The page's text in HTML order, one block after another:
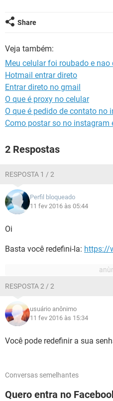
Share
Veja também:
Meu celular foi roubado e
Hotmail entrar direto
Entrar direto no gmail
O que é proxy no celular
O que é pedido de contato no
Como postar so no instagram
2 Respostas
RESPOSTA 1 / 2
Perfil bloqueado
11 fev 2016 às 05:44
Oi
Basta você redefini-la: https://
RESPOSTA 2 / 2
usuário anônimo
11 fev 2016 às 15:34
Você pode redefinir a sua
Conversas semelhantes
Quero entra no